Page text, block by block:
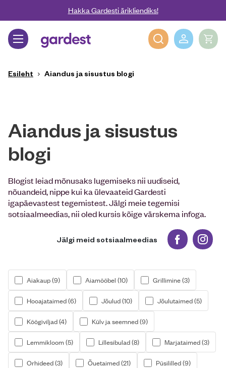
Liigu edasi põhisisu juurdeHakka Gardesti ärikliendiks!
Gardest
Esileht Aiandus ja sisustus blogi
Aiandus ja sisustus
blogi
Blogist leiad mõnusaks lugemiseks nii uudiseid,
nõuandeid, nippe kui ka ülevaateid Gardesti
igapäevastest tegemistest. Jälgi meie tegemisi
sotsiaalmeedias, nii oled kursis kõige värskema infoga.
Jälgi meid sotsiaalmeedias
Peamise sisu osa
Aiakaup (9) Aiamööbel (10) Grillimine (3)
Hooajataimed (6) Jõulud (10) Jõulutaimed (5)
Köögiviljad (4) Külv ja seemned (9)
Lemmikloom (5) Lillesibulad (8) Marjataimed (3)
Orhideed (3) Õuetaimed (21) Püsililled (9)